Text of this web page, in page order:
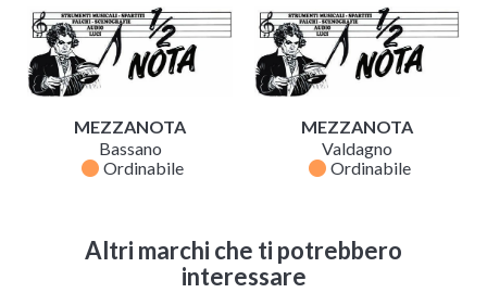
MEZZANOTA
Bassano
fiber_manual_record Ordinabile
MEZZANOTA
Valdagno
fiber_manual_record Ordinabile
Altri marchi che ti potrebbero
interessare